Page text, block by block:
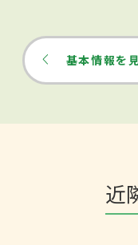
基本情報を
近